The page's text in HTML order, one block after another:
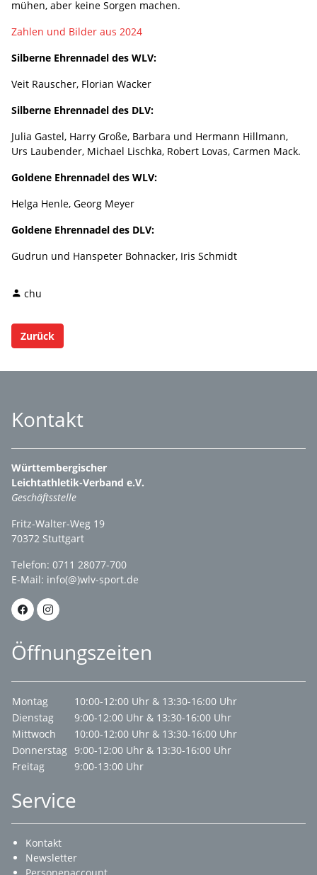
mühen, aber keine Sorgen machen.
Zahlen und Bilder aus 2024
Silberne Ehrennadel des WLV:
Veit Rauscher, Florian Wacker
Silberne Ehrennadel des DLV:
Julia Gastel, Harry Große, Barbara und Hermann Hillmann,
Urs Laubender, Michael Lischka, Robert Lovas, Carmen Mack.
Goldene Ehrennadel des WLV:
Helga Henle, Georg Meyer
Goldene Ehrennadel des DLV:
Gudrun und Hanspeter Bohnacker, Iris Schmidt
chu
Zurück
Kontakt
Württembergischer
Leichtathletik-Verband e.V.
Geschäftsstelle
Fritz-Walter-Weg 19
70372 Stuttgart
Telefon: 0711 28077-700
E-Mail: info(@)wlv-sport.de
Öffnungszeiten
Montag
10:00-12:00 Uhr & 13:30-16:00 Uhr
Dienstag
9:00-12:00 Uhr & 13:30-16:00 Uhr
Mittwoch
10:00-12:00 Uhr & 13:30-16:00 Uhr
Donnerstag 9:00-12:00 Uhr & 13:30-16:00 Uhr
Freitag
9:00-13:00 Uhr
Service
Kontakt
Newsletter